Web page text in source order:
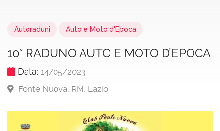
Autoraduni Auto e Moto d'Epoca
10° RADUNO AUTO E MOTO D’EPOCA
Data: 14/05/2023
Fonte Nuova, RM, Lazio